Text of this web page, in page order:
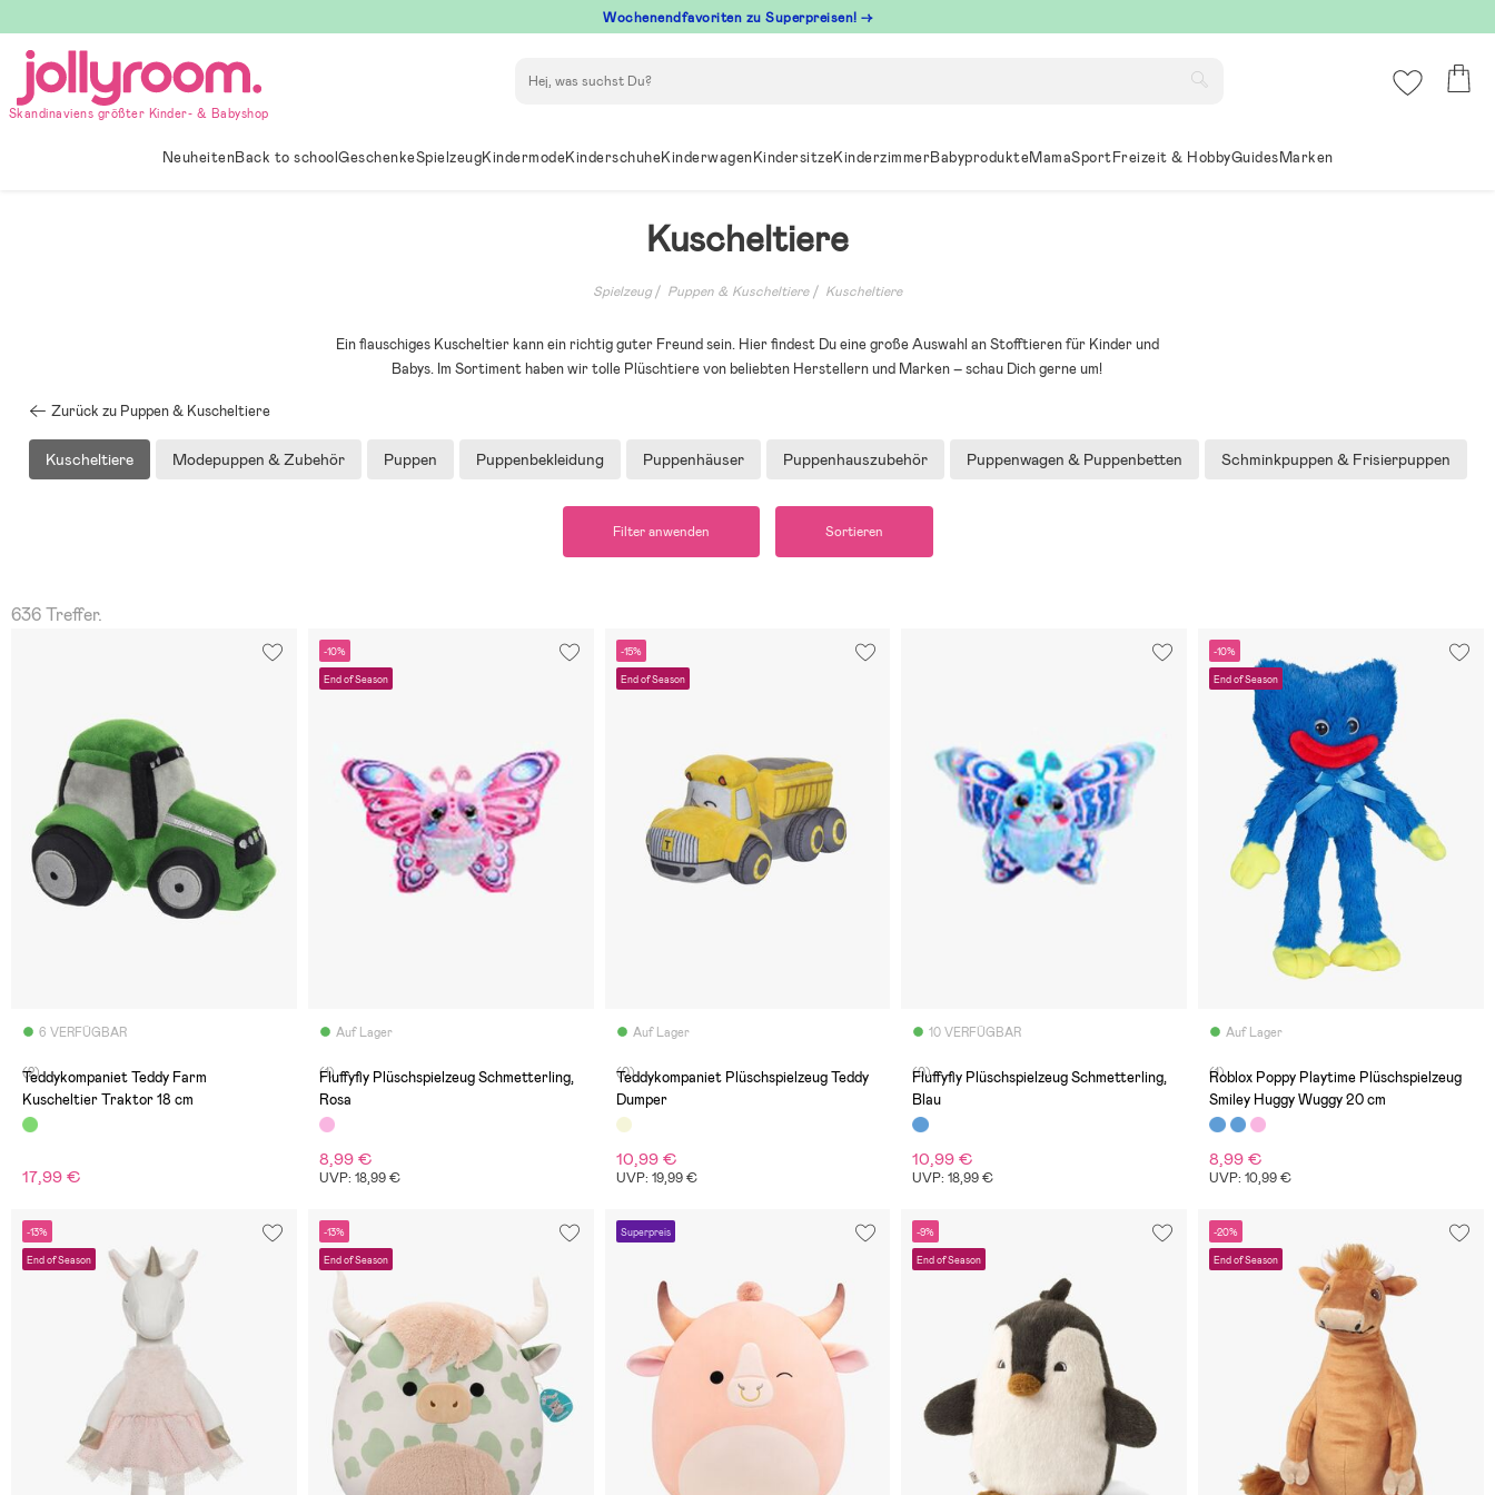
till
innehållet
Wochenendfavoriten zu Superpreisen! →
Skandinaviens größter Kinder- & Babyshop
NeuheitenBack to schoolGeschenkeSpielzeugKindermodeKinderschuheKinderwagenKindersitzeKinderzimmerBabyprodukteMamaSportFreizeit & HobbyGuidesMarken
Kuscheltiere
Spielzeug Puppen & Kuscheltiere Kuscheltiere
Ein flauschiges Kuscheltier kann ein richtig guter Freund sein. Hier findest Du eine große Auswahl an Stofftieren für Kinder und
Babys. Im Sortiment haben wir tolle Plüschtiere von beliebten Herstellern und Marken – schau Dich gerne um!
Zurück zu Puppen & Kuscheltiere
Kuscheltiere Modepuppen & Zubehör Puppen Puppenbekleidung Puppenhäuser Puppenhauszubehör Puppenwagen & Puppenbetten Schminkpuppen & Frisierpuppen
Filter anwenden Sortieren
636 Treffer.
6 VERFÜGBAR
(2)
Teddykompaniet Teddy Farm
Kuscheltier Traktor 18 cm
17,99 €
-10%
End of Season
Auf Lager
(1)
Fluffyfly Plüschspielzeug Schmetterling,
Rosa
8,99 €
UVP: 18,99 €
-15%
End of Season
Auf Lager
(0)
Teddykompaniet Plüschspielzeug Teddy
Dumper
10,99 €
UVP: 19,99 €
10 VERFÜGBAR
(0)
Fluffyfly Plüschspielzeug Schmetterling,
Blau
10,99 €
UVP: 18,99 €
-10%
End of Season
Auf Lager
(1)
Roblox Poppy Playtime Plüschspielzeug
Smiley Huggy Wuggy 20 cm
8,99 €
UVP: 10,99 €
-13%
End of Season
-13%
End of Season
Superpreis -9%
End of Season
-20%
End of Season